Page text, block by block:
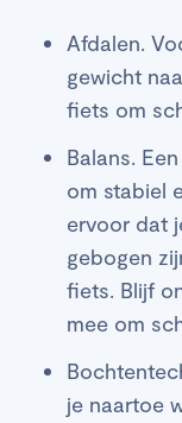
Afdalen.
gewicht
fiets om
Balans.
om stabiel
ervoor dat
gebogen
fiets. Blijf
mee om
je naartoe